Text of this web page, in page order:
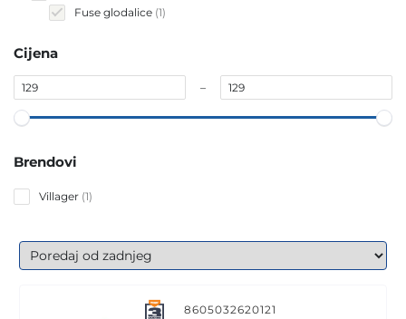
Fuse glodalice 11
Cijena
–
Brendovi
Villager 11
8605032620121